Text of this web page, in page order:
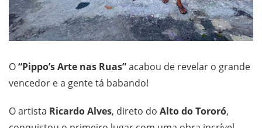
O“Pippo’s Arte nas Ruas”acabou de revelar o grande
vencedor e a gente tá babando!
O artista Ricardo Alves, direto do Alto do Tororó,